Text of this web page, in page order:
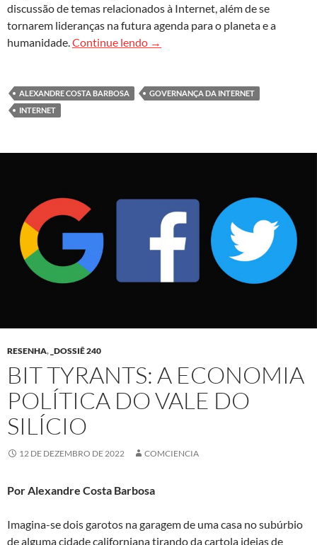
discussão de temas relacionados à Internet, além de se
tornarem lideranças na futura agenda para o planeta e a
humanidade.Continue lendo A soberania digital sustentável
→
ALEXANDRE COSTA BARBOSA
GOVERNANÇA DA INTERNET
INTERNET
RESENHA, _DOSSIÊ 240
BIT TYRANTS: A ECONOMIA
POLÍTICA DO VALE DO
SILÍCIO
12 DE DEZEMBRO DE 2022 COMCIENCIA
Por Alexandre Costa Barbosa
Imagina-se dois garotos na garagem de uma casa no subúrbio
de alguma cidade californiana tirando da cartola ideias de